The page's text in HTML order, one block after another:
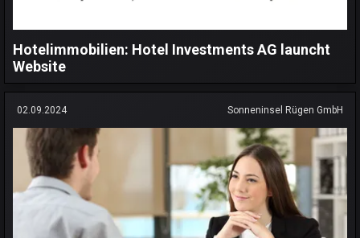
Hotelimmobilien: Hotel Investments AG launcht
Website
02.09.2024 Sonneninsel Rügen GmbH